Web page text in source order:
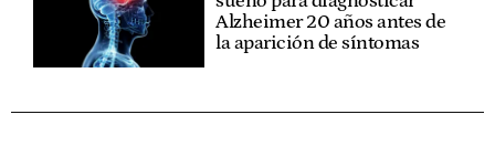
Alzheimer 20 años antes de
la aparición de síntomas